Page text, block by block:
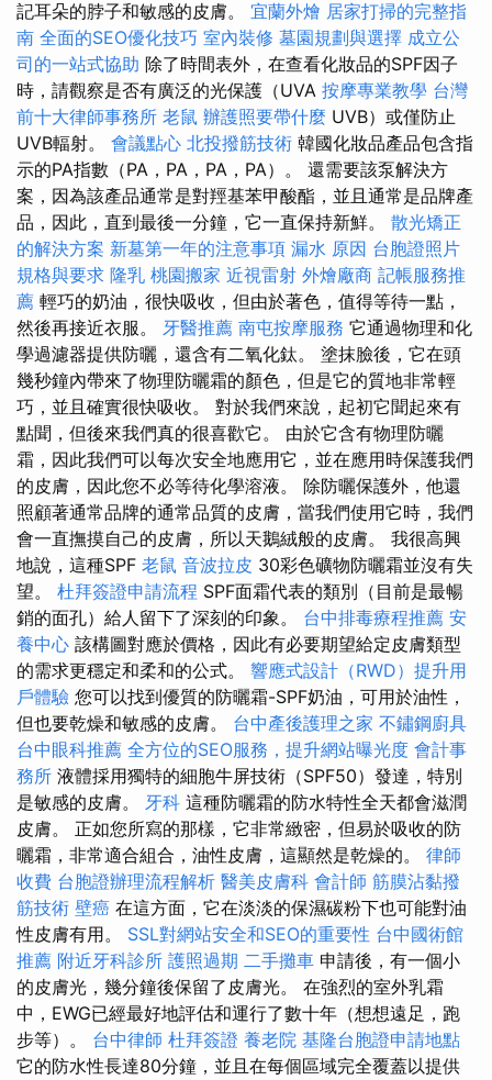
記耳朵的脖子和敏感的皮膚。 宜蘭外燴 居家打掃的完整指
南 全面的SEO優化技巧 室內裝修 墓園規劃與選擇 成立公
司的一站式協助 除了時間表外，在查看化妝品的SPF因子
時，請觀察是否有廣泛的光保護（UVA 按摩專業教學 台灣
前十大律師事務所 老鼠 辦護照要帶什麼 UVB）或僅防止
UVB輻射。 會議點心 北投撥筋技術 韓國化妝品產品包含指
示的PA指數（PA，PA，PA，PA）。 還需要該泵解決方
案，因為該產品通常是對羥基苯甲酸酯，並且通常是品牌產
品，因此，直到最後一分鐘，它一直保持新鮮。 散光矯正
的解決方案 新墓第一年的注意事項 漏水 原因 台胞證照片
規格與要求 隆乳 桃園搬家 近視雷射 外燴廠商 記帳服務推
薦 輕巧的奶油，很快吸收，但由於著色，值得等待一點，
然後再接近衣服。 牙醫推薦 南屯按摩服務 它通過物理和化
學過濾器提供防曬，還含有二氧化鈦。 塗抹臉後，它在頭
幾秒鐘內帶來了物理防曬霜的顏色，但是它的質地非常輕
巧，並且確實很快吸收。 對於我們來說，起初它聞起來有
點聞，但後來我們真的很喜歡它。 由於它含有物理防曬
霜，因此我們可以每次安全地應用它，並在應用時保護我們
的皮膚，因此您不必等待化學溶液。 除防曬保護外，他還
照顧著通常品牌的通常品質的皮膚，當我們使用它時，我們
會一直撫摸自己的皮膚，所以天鵝絨般的皮膚。 我很高興
地說，這種SPF 老鼠 音波拉皮 30彩色礦物防曬霜並沒有失
望。 杜拜簽證申請流程 SPF面霜代表的類別（目前是最暢
銷的面孔）給人留下了深刻的印象。 台中排毒療程推薦 安
養中心 該構圖對應於價格，因此有必要期望給定皮膚類型
的需求更穩定和柔和的公式。 響應式設計（RWD）提升用
戶體驗 您可以找到優質的防曬霜-SPF奶油，可用於油性，
但也要乾燥和敏感的皮膚。 台中產後護理之家 不鏽鋼廚具
台中眼科推薦 全方位的SEO服務，提升網站曝光度 會計事
務所 液體採用獨特的細胞牛屏技術（SPF50）發達，特別
是敏感的皮膚。 牙科 這種防曬霜的防水特性全天都會滋潤
皮膚。 正如您所寫的那樣，它非常緻密，但易於吸收的防
曬霜，非常適合組合，油性皮膚，這顯然是乾燥的。 律師
收費 台胞證辦理流程解析 醫美皮膚科 會計師 筋膜沾黏撥
筋技術 壁癌 在這方面，它在淡淡的保濕碳粉下也可能對油
性皮膚有用。 SSL對網站安全和SEO的重要性 台中國術館
推薦 附近牙科診所 護照過期 二手攤車 申請後，有一個小
的皮膚光，幾分鐘後保留了皮膚光。 在強烈的室外乳霜
中，EWG已經最好地評估和運行了數十年（想想遠足，跑
步等）。 台中律師 杜拜簽證 養老院 基隆台胞證申請地點
它的防水性長達80分鐘，並且在每個區域完全覆蓋以提供